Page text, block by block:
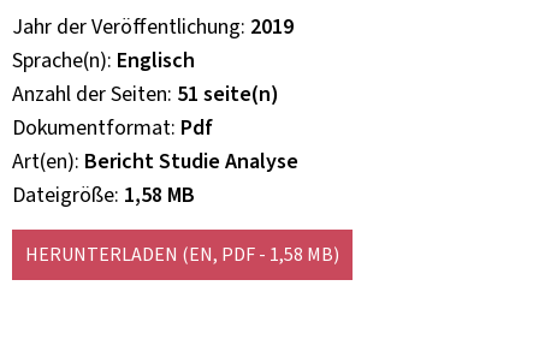
Jahr der Veröffentlichung 2019
Sprache(n) Englisch
Anzahl der Seiten 51 seite(n)
Dokumentformat Pdf
Art(en) Bericht Studie Analyse
Dateigröße 1,58 MB
HERUNTERLADEN (EN, PDF - 1,58 MB)